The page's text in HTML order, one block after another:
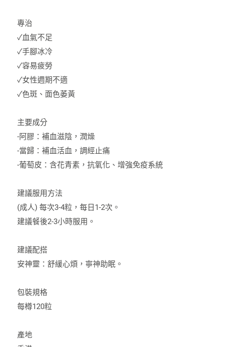
專治
✓血氣不足
✓手腳冰冷
✓容易疲勞
✓女性週期不適
✓色斑、面色萎黃
主要成分
-阿膠：補血滋陰，潤燥
-當歸：補血活血，調經止痛
-葡萄皮：含花青素，抗氧化、增強免疫系統
建議服用方法
(成人) 每次3-4粒，每日1-2次。
建議餐後2-3小時服用。
建議配搭
安神靈：舒緩心煩，寧神助眠。
包裝規格
每樽120粒
產地